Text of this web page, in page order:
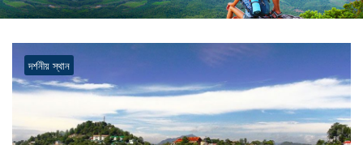
দর্শনীয় স্থান